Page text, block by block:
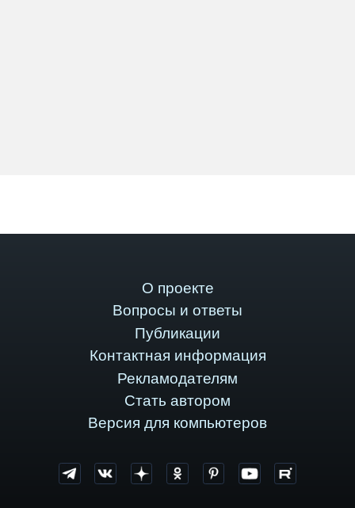
О проекте
Вопросы и ответы
Публикации
Контактная информация
Рекламодателям
Стать автором
Версия для компьютеров